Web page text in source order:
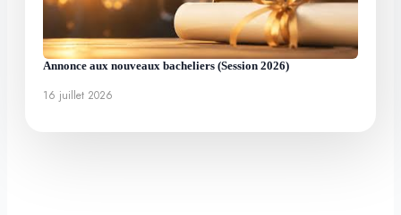
Annonce aux nouveaux bacheliers (Session 2026)
16 juillet 2026